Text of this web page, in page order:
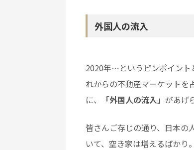
外国人の流入
2020年…というピンポイント
れからの不動産マーケットを
に、
「外国人の流入」 があげ
皆さんご存じの通り、日本の
いて、空き家は増えるばかり